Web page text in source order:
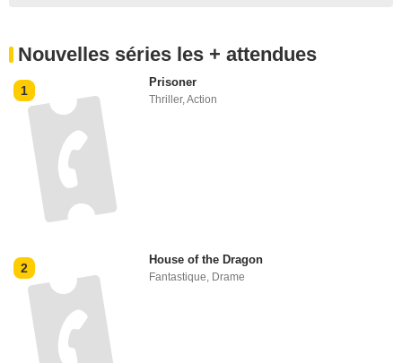
Nouvelles séries les + attendues
1
Prisoner
Thriller,Action
2
House of the Dragon
Fantastique, Drame